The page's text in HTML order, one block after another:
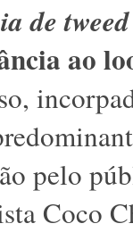
de tweed
ao
pelo
Coco